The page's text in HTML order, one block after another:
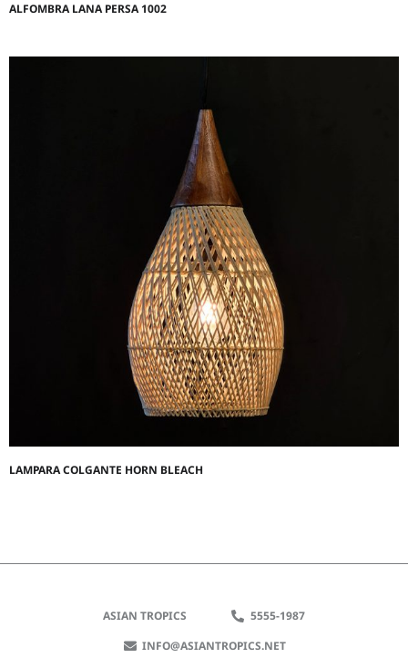
ALFOMBRA LANA PERSA 1002
LAMPARA COLGANTE HORN BLEACH
ASIAN TROPICS
5555-1987
INFO@ASIANTROPICS.NET